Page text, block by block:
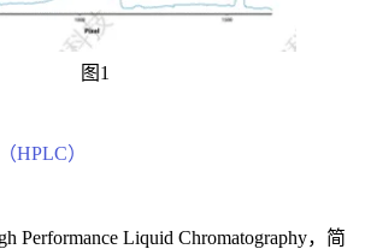
图1
HPLC）
Performance Liquid Chromatography，简